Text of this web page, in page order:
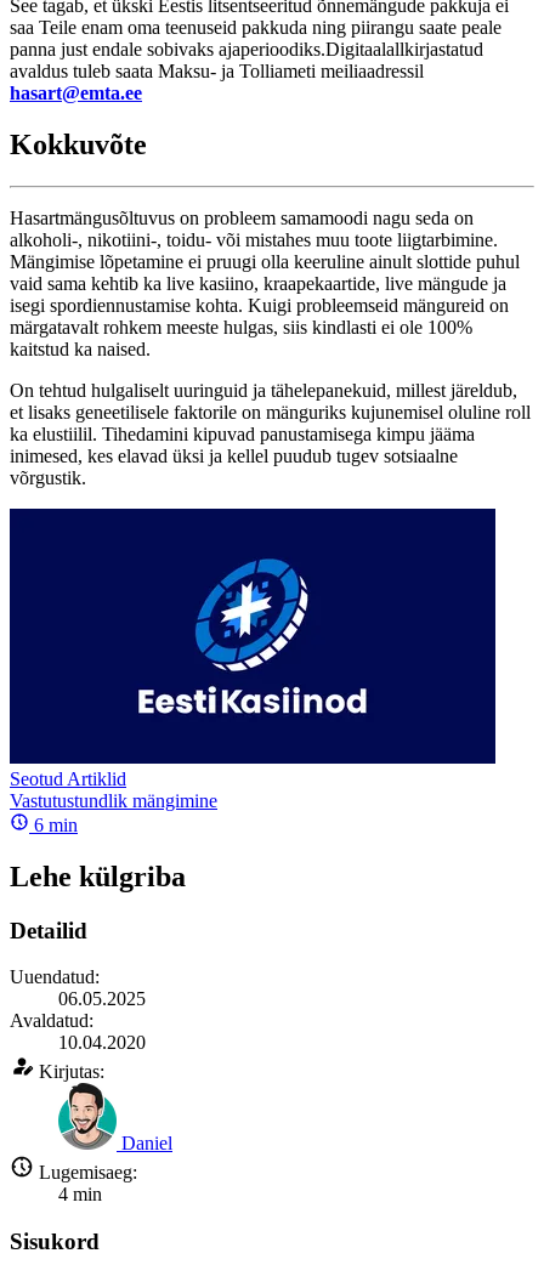
See tagab, et ükski Eestis litsentseeritud õnnemängude pakkuja ei
saa Teile enam oma teenuseid pakkuda ning piirangu saate peale
panna just endale sobivaks ajaperioodiks.Digitaalallkirjastatud
avaldus tuleb saata Maksu- ja Tolliameti meiliaadressil
hasart@emta.ee
Kokkuvõte
Hasartmängusõltuvus on probleem samamoodi nagu seda on
alkoholi-, nikotiini-, toidu- või mistahes muu toote liigtarbimine.
Mängimise lõpetamine ei pruugi olla keeruline ainult slottide puhul
vaid sama kehtib ka live kasiino, kraapekaartide, live mängude ja
isegi spordiennustamise kohta. Kuigi probleemseid mängureid on
märgatavalt rohkem meeste hulgas, siis kindlasti ei ole 100%
kaitstud ka naised.
On tehtud hulgaliselt uuringuid ja tähelepanekuid, millest järeldub,
et lisaks geneetilisele faktorile on mänguriks kujunemisel oluline roll
ka elustiilil. Tihedamini kipuvad panustamisega kimpu jääma
inimesed, kes elavad üksi ja kellel puudub tugev sotsiaalne
võrgustik.
Seotud Artiklid
Vastutustundlik mängimine
6 min
Lehe külgriba
Detailid
Uuendatud:
06.05.2025
Avaldatud:
10.04.2020
Kirjutas:
Daniel
Lugemisaeg:
4 min
Sisukord